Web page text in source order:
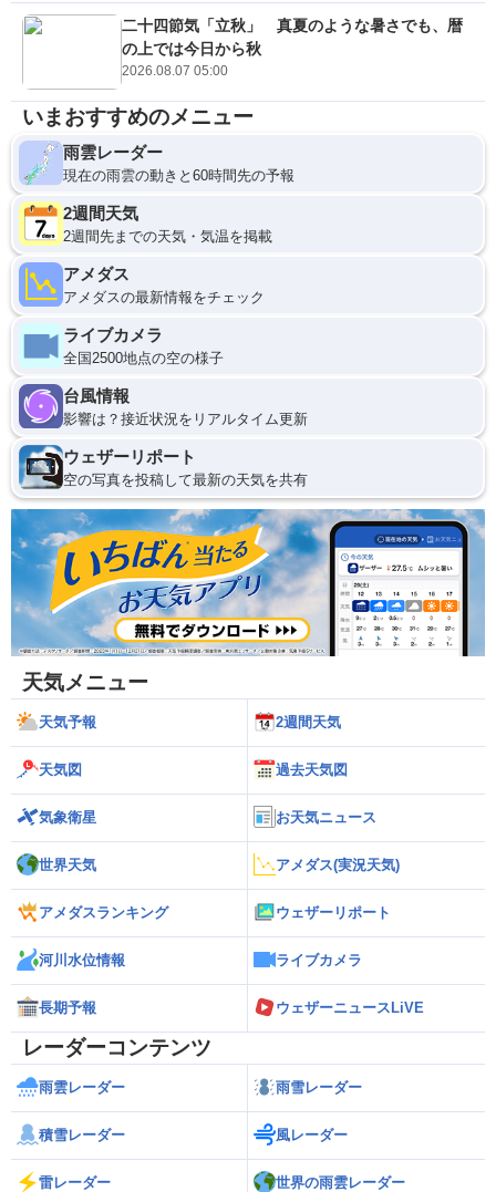
二十四節気「立秋」 真夏のような暑さでも、暦
の上では今日から秋
2026.08.07 05:00
いまおすすめのメニュー
雨雲レーダー
現在の雨雲の動きと60時間先の予報
2週間天気
2週間先までの天気・気温を掲載
アメダス
アメダスの最新情報をチェック
ライブカメラ
全国2500地点の空の様子
台風情報
影響は？接近状況をリアルタイム更新
ウェザーリポート
空の写真を投稿して最新の天気を共有
天気メニュー
天気予報 2週間天気
天気図 過去天気図
気象衛星 お天気ニュース
世界天気 アメダス(実況天気)
アメダスランキング ウェザーリポート
河川水位情報 ライブカメラ
長期予報 ウェザーニュースLiVE
レーダーコンテンツ
雨雲レーダー 雨雪レーダー
積雪レーダー 風レーダー
雷レーダー 世界の雨雲レーダー